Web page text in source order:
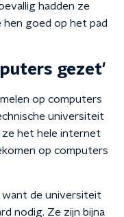
hadden ze
goed op het pad
gezet'
op computers
universiteit
het hele internet
op computers
want de universiteit
nodig. Ze zijn bijna